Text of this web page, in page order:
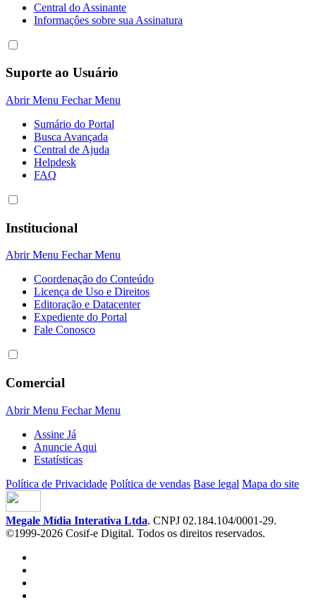
Central do Assinante
Informaçôes sobre sua Assinatura
Suporte ao Usuário
Abrir Menu Fechar Menu
Sumário do Portal
Busca Avançada
Central de Ajuda
Helpdesk
FAQ
Institucional
Abrir Menu Fechar Menu
Coordenação do Conteúdo
Licença de Uso e Direitos
Editoração e Datacenter
Expediente do Portal
Fale Conosco
Comercial
Abrir Menu Fechar Menu
Assine Já
Anuncie Aqui
Estatísticas
Política de Privacidade Política de vendas Base legal Mapa do site
Megale Mídia Interativa Ltda. CNPJ 02.184.104/0001-29.
©1999-2026 Cosif-e Digital. Todos os direitos reservados.